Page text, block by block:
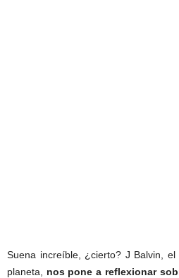
Suena increíble, ¿cierto? J Balvin,
planeta, nos pone a reflexionar